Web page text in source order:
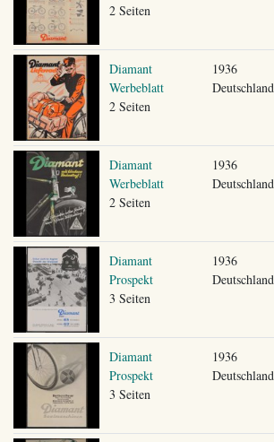
2 Seiten
Diamant
Werbeblatt
2 Seiten
1936
Deutschland
Diamant
Werbeblatt
2 Seiten
1936
Deutschland
Diamant
Prospekt
3 Seiten
1936
Deutschland
Diamant
Prospekt
3 Seiten
1936
Deutschland